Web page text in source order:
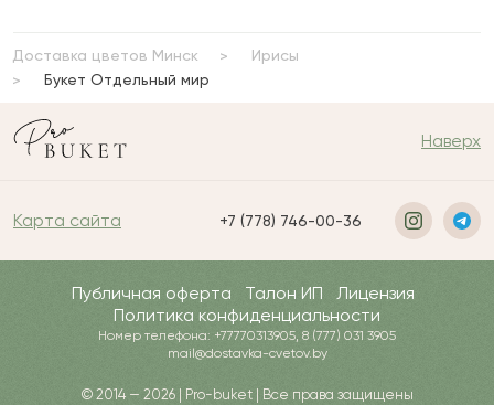
Доставка цветов Минск
Ирисы
Букет Отдельный мир
Наверх
Карта сайта +7 (778) 746-00-36
Публичная оферта Талон ИП
Лицензия
Политика конфиденциальности
Номер телефона: +77770313905, 8 (777) 031 3905
mail@dostavka-cvetov.by
© 2014 — 2026 | Pro-buket | Все права защищены